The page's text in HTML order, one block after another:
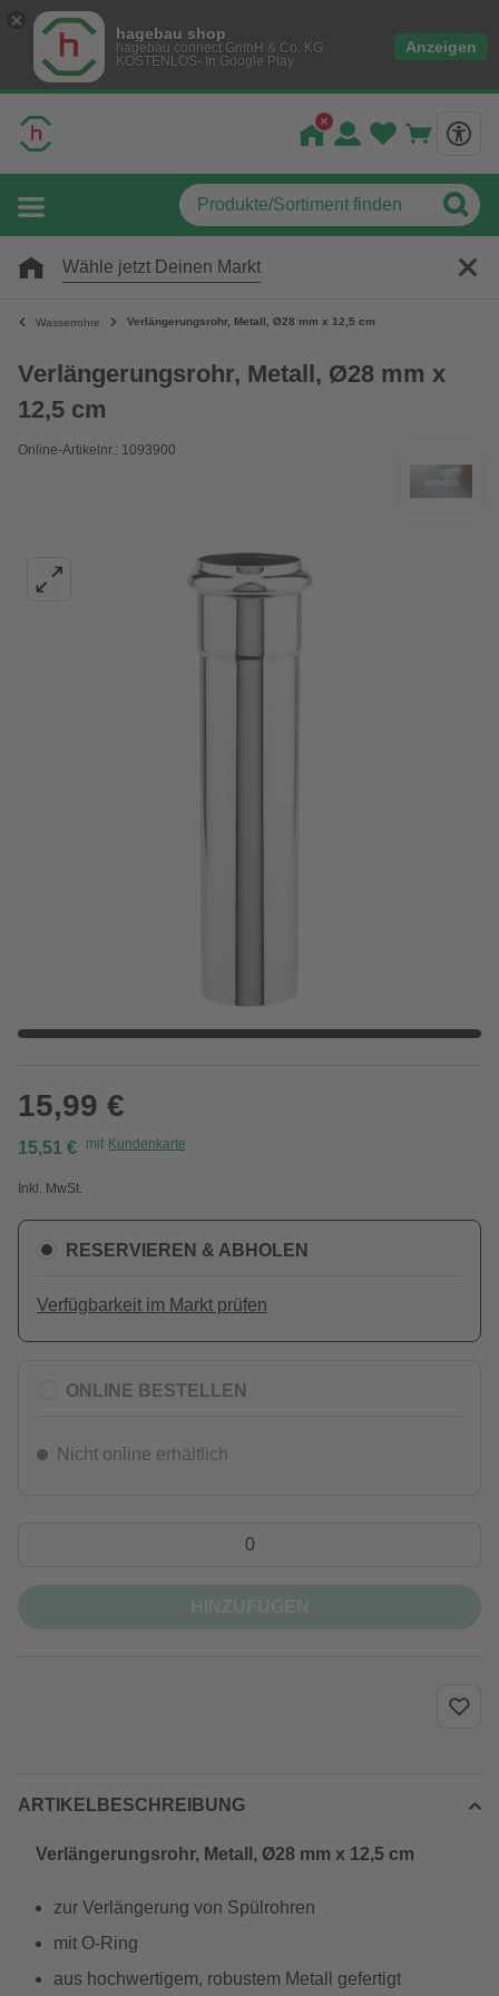
hagebau shop
hagebau connect GmbH & Co. KG
KOSTENLOS- In Google Play
Anzeigen
Wähle jetzt Deinen Markt
Wasserrohre Verlängerungsrohr, Metall, Ø28 mm x 12,5 cm
Verlängerungsrohr, Metall, Ø28 mm x
12,5 cm
Online-Artikelnr.: 1093900
15,99 €
15,51 € mit Kundenkarte
Inkl. MwSt.
RESERVIEREN & ABHOLEN
Verfügbarkeit im Markt prüfen
ONLINE BESTELLEN
Nicht online erhältlich
ARTIKELBESCHREIBUNG
Verlängerungsrohr, Metall, Ø28 mm x 12,5 cm
zur Verlängerung von Spülrohren
mit O-Ring
aus hochwertigem, robustem Metall gefertigt